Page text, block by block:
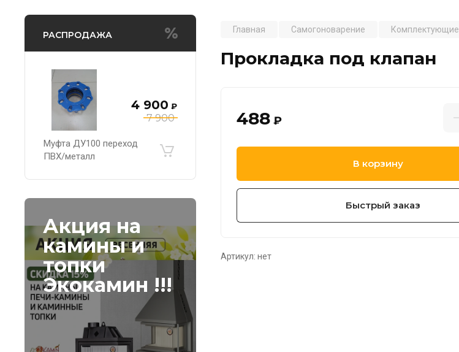
РАСПРОДАЖА
7 900
4 900 ₽
Муфта ДУ100 переход
ПВХ/металл
Акция на
камины и
топки
Экокамин !!!
Главная Самогоноварение Комплектующие
Прокладка под клапан
488 ₽
В корзину
Быстрый заказ
Артикул: нет